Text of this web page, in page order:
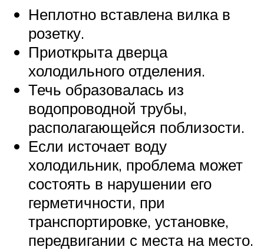
Неплотно вставлена вилка в
розетку.
Приоткрыта дверца
холодильного отделения.
Течь образовалась из
водопроводной трубы,
располагающейся поблизости.
Если источает воду
холодильник, проблема может
состоять в нарушении его
герметичности, при
транспортировке, установке,
передвигании с места на место.